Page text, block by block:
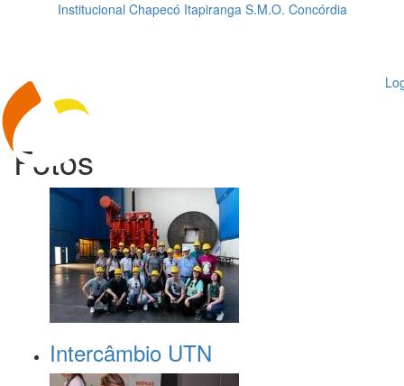
Institucional Chapecó Itapiranga S.M.O. Concórdia
Fotos
Intercâmbio UTN